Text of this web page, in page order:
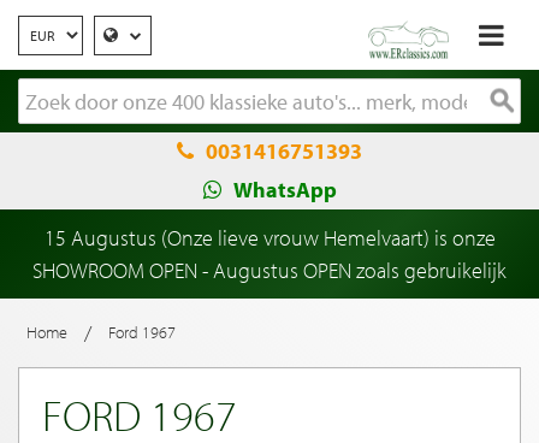
0031416751393
WhatsApp
15 Augustus (Onze lieve vrouw Hemelvaart) is onze
SHOWROOM OPEN - Augustus OPEN zoals gebruikelijk
Home / Ford 1967
FORD 1967